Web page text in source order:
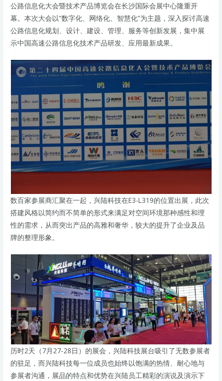
公路信息化大会暨技术产品博览会在长沙国际会展中心隆重开
幕。本次大会以“数字化、网络化、智慧化”为主题，深入探讨高速
公路信息化规划、设计、建设、管理、服务等创新发展，集中展
示中国高速公路信息化技术产品研发、应用最新成果。
数百家参展商汇聚在一起，兴陆科技在E3-L319的位置出展，此次
搭建风格以简约而不简单的形式来满足对空间环境那种感性和理
性的需求，从而突出产品的高雅和奢华，较大的提升了企业及品
牌的整理形象。
历时2天（7月27-28日）的展会，兴陆科技展台吸引了无数参展者
的驻足，而兴陆科技每一位成员也始终以饱满的热情、耐心地与
参展者沟通，展品的特点和优势在兴陆员工精彩的演说及演示下